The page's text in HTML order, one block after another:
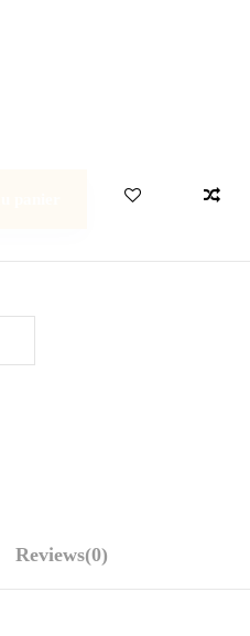
Reviews(0)